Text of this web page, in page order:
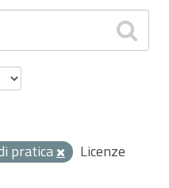
pratica
Licenze